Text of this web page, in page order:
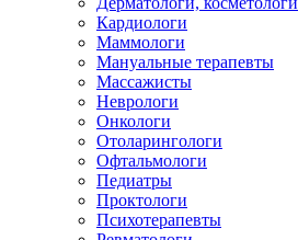
Кардиологи
Маммологи
Мануальные терапевты
Массажисты
Неврологи
Онкологи
Отоларингологи
Офтальмологи
Педиатры
Проктологи
Психотерапевты